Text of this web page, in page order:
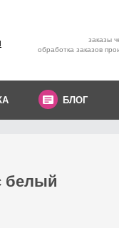
заказы
обработка заказов
БЛОГ
белый